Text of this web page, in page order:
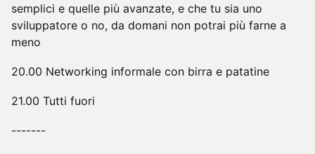
semplici e quelle più avanzate, e che tu sia uno
sviluppatore o no, da domani non potrai più farne a
meno
20.00 Networking informale con birra e patatine
21.00 Tutti fuori
-------